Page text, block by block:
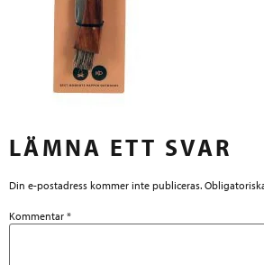
LÄMNA ETT SVAR
Din e-postadress kommer inte publiceras.
Kommentar *